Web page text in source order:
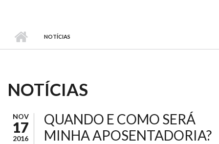
NOTÍCIAS
NOTÍCIAS
NOV
17
2016
QUANDO E COMO SERÁ
MINHA APOSENTADORIA?